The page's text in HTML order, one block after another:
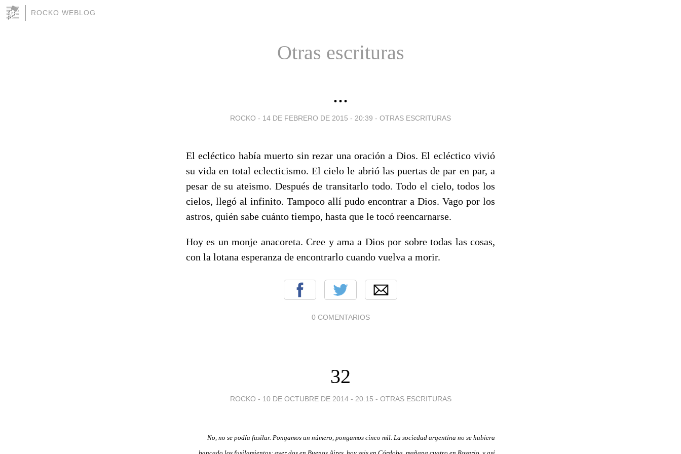
ROCKO WEBLOG
Otras escrituras
...
ROCKO - 14 DE FEBRERO DE 2015 - 20:39 - OTRAS ESCRITURAS
El ecléctico había muerto sin rezar una oración a Dios. El ecléctico vivió
su vida en total eclecticismo. El cielo le abrió las puertas de par en par, a
pesar de su ateismo. Después de transitarlo todo. Todo el cielo, todos los
cielos, llegó al infinito. Tampoco allí pudo encontrar a Dios. Vago por los
astros, quién sabe cuánto tiempo, hasta que le tocó reencarnarse.
Hoy es un monje anacoreta. Cree y ama a Dios por sobre todas las cosas,
con la lotana esperanza de encontrarlo cuando vuelva a morir.
0 COMENTARIOS
32
ROCKO - 10 DE OCTUBRE DE 2014 - 20:15 - OTRAS ESCRITURAS
No, no se podía fusilar. Pongamos un número, pongamos cinco mil. La sociedad argentina no se hubiera